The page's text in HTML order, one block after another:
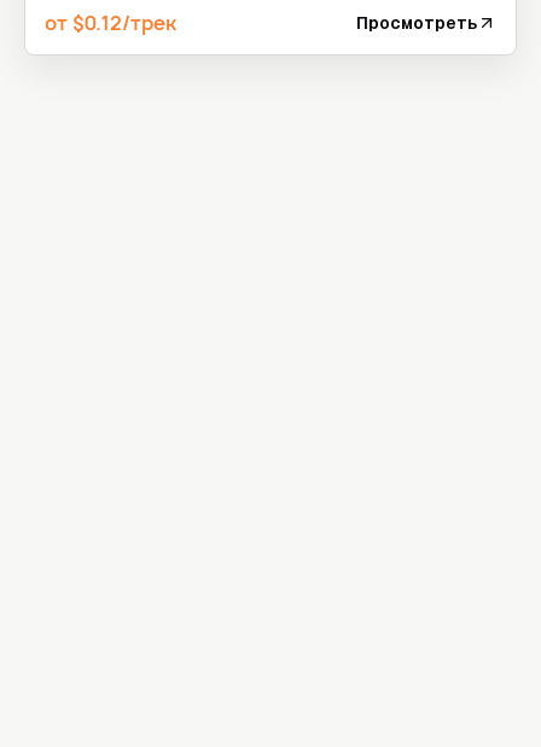
от $0.12/трек Просмотреть